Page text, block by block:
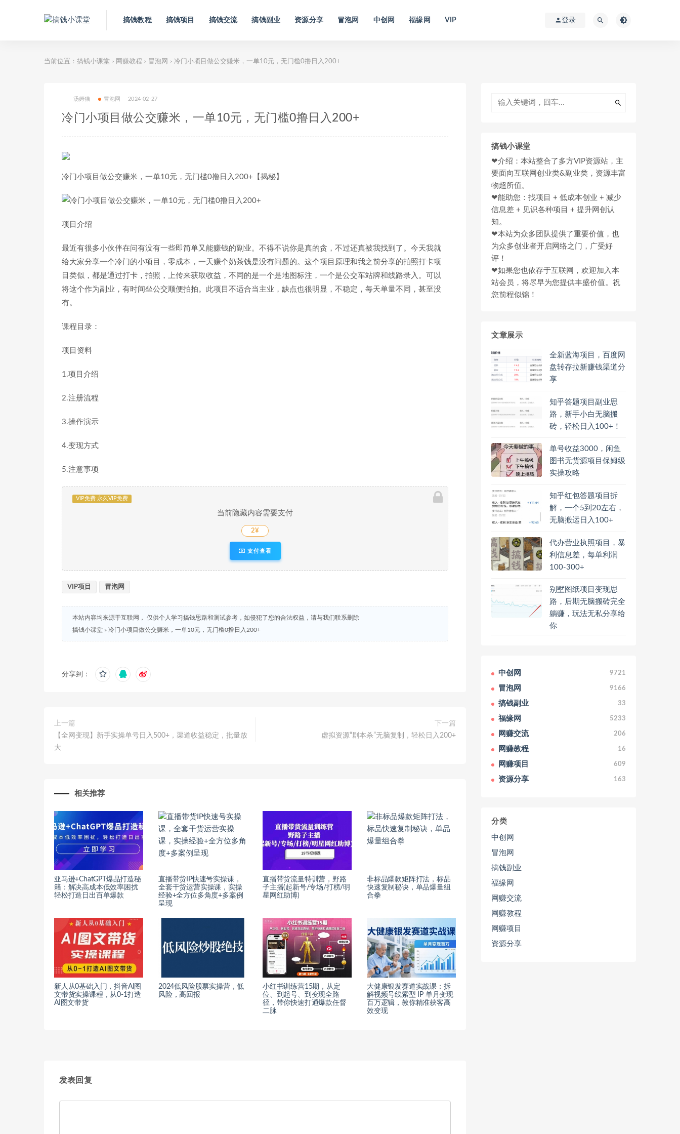
搞钱教程 搞钱项目 搞钱交流 搞钱副业 资源分享 冒泡网 中创网 福缘网 VIP 登录
当前位置： 搞钱小课堂 > 网赚教程 > 冒泡网 > 冷门小项目做公交赚米，一单10元，无门槛0撸日入200+
汤姆猫 冒泡网 2024-02-27
冷门小项目做公交赚米，一单10元，无门槛0撸日入200+
冷门小项目做公交赚米，一单10元，无门槛0撸日入200+【揭秘】
项目介绍
最近有很多小伙伴在问有没有一些即简单又能赚钱的副业。不得不说你是真的贪，不过还真被我找到了。今天我就
给大家分享一个冷门的小项目，零成本，一天赚个奶茶钱是没有问题的。这个项目原理和我之前分享的拍照打卡项
目类似，都是通过打卡，拍照，上传来获取收益，不同的是一个是地图标注，一个是公交车站牌和线路录入。可以
将这个作为副业，有时间坐公交顺便拍拍。此项目不适合当主业，缺点也很明显，不稳定，每天单量不同，甚至没
有。
课程目录：
项目资料
1.项目介绍
2.注册流程
3.操作演示
4.变现方式
5.注意事项
VIP免费 永久VIP免费
当前隐藏内容需要支付
2¥
支付查看
VIP项目 冒泡网
本站内容均来源于互联网， 仅供个人学习搞钱思路和测试参考，如侵犯了您的合法权益，请与我们联系删除
搞钱小课堂 » 冷门小项目做公交赚米，一单10元，无门槛0撸日入200+
分享到：
上一篇
【全网变现】新手实操单号日入500+，渠道收益稳定，批量放
大
下一篇
虚拟资源“剧本杀”无脑复制，轻松日入200+
相关推荐
亚马逊+ChatGPT爆品打造秘
籍：解决高成本低效率困扰
轻松打造日出百单爆款
直播带货IP快速号实操课，
全套干货运营实操课，实操
经验+全方位多角度+多案例
呈现
直播带货流量特训营，野路
子主播(起新号/专场/打榜/明
星网红助博)
非标品爆款矩阵打法，标品
快速复制秘诀，单品爆量组
合拳
新人从0基础入门，抖音AI图
文带货实操课程，从0-1打造
AI图文带货
2024低风险股票实操营，低
风险，高回报
小红书训练营15期，从定
位、到起号、到变现全路
径，带你快速打通爆款任督
二脉
大健康银发赛道实战课：拆
解视频号线索型 IP 单月变现
百万逻辑，教你精准获客高
效变现
发表回复
搞钱小课堂
❤介绍：本站整合了多方VIP资源站，主
要面向互联网创业类&副业类，资源丰富
物超所值。
❤能助您：找项目 + 低成本创业 + 减少
信息差 + 见识各种项目 + 提升网创认
知。
❤本站为众多团队提供了重要价值，也
为众多创业者开启网络之门，广受好
评！
❤如果您也依存于互联网，欢迎加入本
站会员，将尽早为您提供丰盛价值。祝
您前程似锦！
文章展示
全新蓝海项目，百度网
盘转存拉新赚钱渠道分
享
知乎答题项目副业思
路，新手小白无脑搬
砖，轻松日入100+！
单号收益3000，闲鱼
图书无货源项目保姆级
实操攻略
知乎红包答题项目拆
解，一个5到20左右，
无脑搬运日入100+
代办营业执照项目，暴
利信息差，每单利润
100-300+
别墅图纸项目变现思
路，后期无脑搬砖完全
躺赚，玩法无私分享给
你
中创网 9721
冒泡网 9166
搞钱副业 33
福缘网 5233
网赚交流 206
网赚教程 16
网赚项目 609
资源分享 163
分类
中创网
冒泡网
搞钱副业
福缘网
网赚交流
网赚教程
网赚项目
资源分享